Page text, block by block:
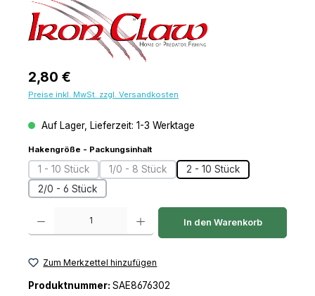
Regulärer Preis:
2,80 €
Preise inkl. MwSt. zzgl. Versandkosten
Auf Lager, Lieferzeit: 1-3 Werktage
Hakengröße - Packungsinhaltauswählen
1 - 10 Stück(Diese Option ist zurzeit nicht verfügbar.)
1/0 - 8 Stück(Diese Option ist zurzeit nicht verfügbar.)
2 - 10 Stück
2/0 - 6 Stück
Produkt Anzahl: Gib den gewünschten Wert ein oder benutze die
In den Warenkorb
Zum Merkzettel hinzufügen
Produktnummer: SAE8676302